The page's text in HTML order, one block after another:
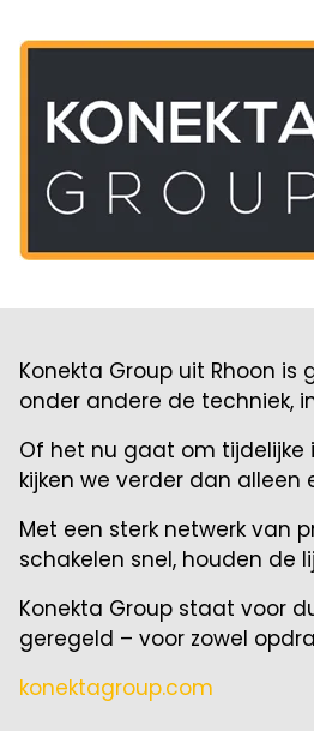
Konekta Group uit Rhoon
onder andere de techniek,
Of het nu gaat om tijdelijke
kijken we verder dan
Met een sterk netwerk van
schakelen snel, houden de
Konekta Group staat voor
geregeld – voor zowel
konektagroup.com